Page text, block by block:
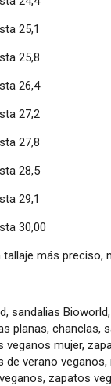
25,1
25,8
26,4
27,2
27,8
28,5
29,1
30,00
tallaje más
sandalias
planas, chanclas,
veganos mujer,
de verano
zapatos